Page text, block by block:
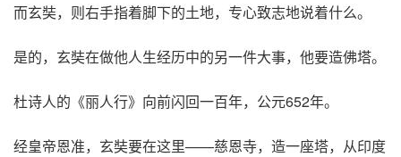
而玄奘，则右手指着脚下的土地，专心致志地说着什么。
是的，玄奘在做他人生经历中的另一件大事，他要造佛塔。
杜诗人的《丽人行》向前闪回一百年，公元652年。
经皇帝恩准，玄奘要在这里——慈恩寺，造一座塔，从印度